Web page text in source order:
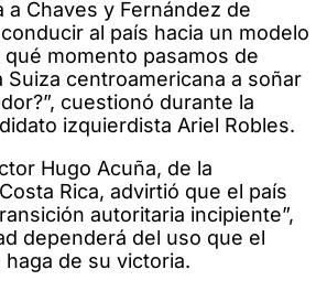
a Chaves y Fernández de
al país hacia un modelo
qué momento pasamos de
Suiza centroamericana a soñar
cuestionó durante la
izquierdista Ariel Robles.
Hugo Acuña, de la
Rica, advirtió que el país
autoritaria incipiente”,
dependerá del uso que el
de su victoria.